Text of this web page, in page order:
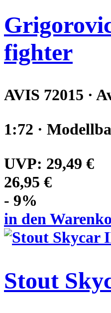
fighter
AVIS 72015 ·
1:72 ·
UVP: 29,49 €
26,95 €
- 9%
in den
Stout